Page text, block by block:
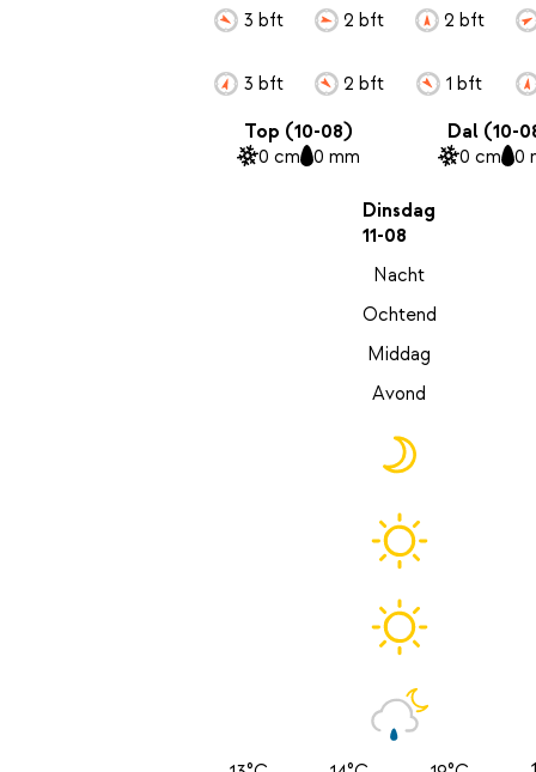
3 bft
3 bft
2 bft
2 bft
2 bft
1 bft
Top (10-08)
0 cm 0 mm
Dal (10-
0 cm 0
Dinsdag
11-08
Nacht
Ochtend
Middag
Avond